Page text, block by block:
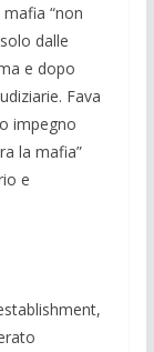
“non
dalle
e dopo
Fava
impegno
la mafia”
e